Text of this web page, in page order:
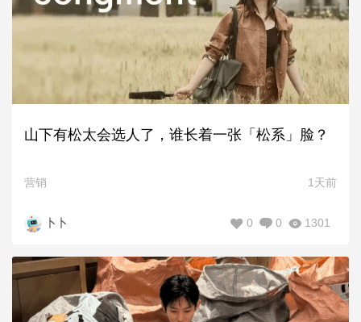
山下有松太会选人了，谁长着一张「松系」脸？
营销 1天前
卜卜 1301
0
0